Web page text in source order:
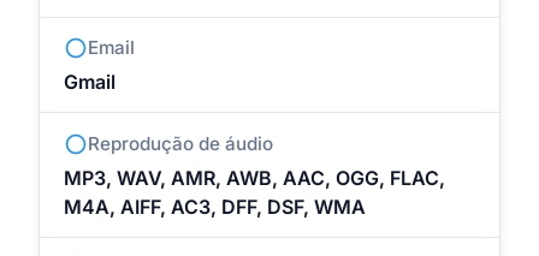
Email
Gmail
Reprodução de áudio
MP3, WAV, AMR, AWB, AAC, OGG, FLAC,
M4A, AIFF, AC3, DFF, DSF, WMA